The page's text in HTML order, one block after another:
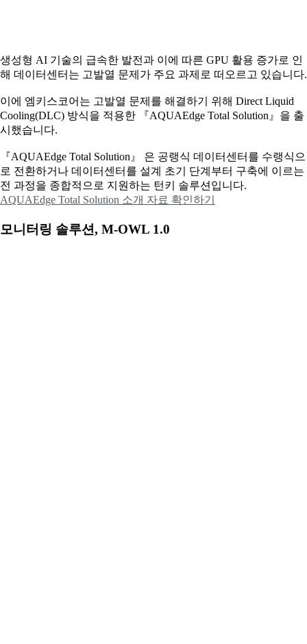
생성형 AI 기술의 급속한 발전과 이에 따른 GPU 활용 증가로 인
해 데이터센터는 고발열 문제가 주요 과제로 떠오르고 있습니다.
이에 엠키스코어는 고발열 문제를 해결하기 위해 Direct Liquid
Cooling(DLC) 방식을 적용한 『AQUAEdge Total Solution』을 출
시했습니다.
『AQUAEdge Total Solution』 은 공랭식 데이터센터를 수랭식으
로 전환하거나 데이터센터를 설계 초기 단계부터 구축에 이르는
전 과정을 종합적으로 지원하는 턴키 솔루션입니다.
AQUAEdge Total Solution 소개 자료 확인하기
모니터링 솔루션, M-OWL 1.0